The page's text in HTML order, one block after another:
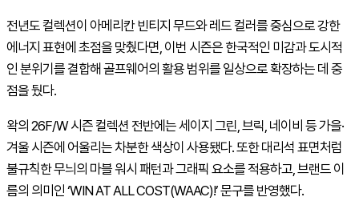
전년도 컬렉션이 아메리칸 빈티지 무드와 레드 컬러를 중심으로 강한
에너지 표현에 초점을 맞췄다면, 이번 시즌은 한국적인 미감과 도시적
인 분위기를 결합해 골프웨어의 활용 범위를 일상으로 확장하는 데 중
점을 뒀다.
왁의 26F/W시즌 컬렉션 전반에는 세이지 그린, 브릭, 네이비 등 가을·
겨울 시즌에 어울리는 차분한 색상이 사용됐다. 또한 대리석 표면처럼
불규칙한 무늬의 마블 워시 패턴과 그래픽 요소를 적용하고, 브랜드 이
름의 의미인 ‘WINATALLCOST(WAAC)!’ 문구를 반영했다.